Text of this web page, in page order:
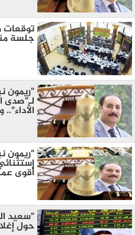
توقعات
جلسة
"ريمون
لـ"صدى
"ريمون
أقوى
"سعيد
حول